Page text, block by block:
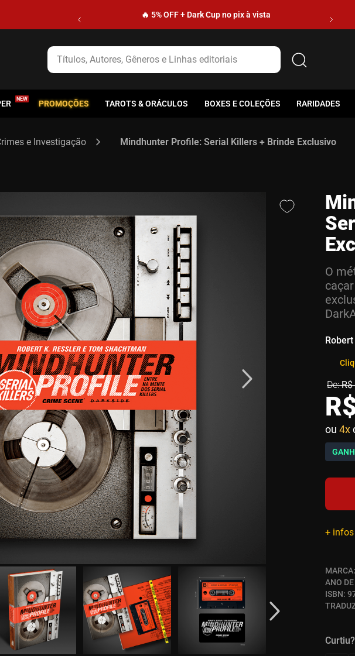
🔥 5% OFF + Dark Cup no pix à vista
Títulos, Autores, Gêneros e Linhas editoriais
PROMOÇÕES TAROTS & ORÁCULOS BOXES E COLEÇÕES RARIDADES
e Investigação Mindhunter Profile: Serial Killers + Brinde Exclusivo
O
R$
ou 4x
+ infos
MARCA:
ANO
ISBN: